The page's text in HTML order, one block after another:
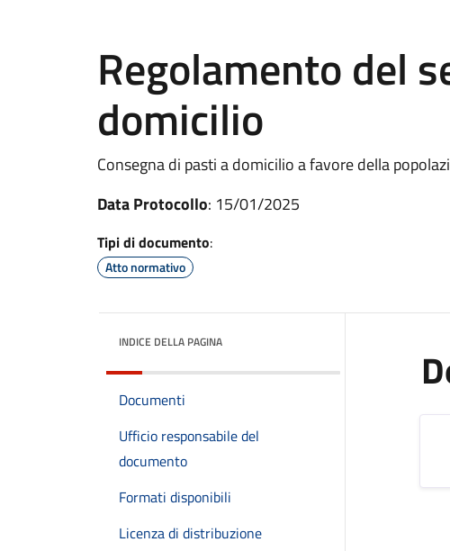
Regolamento del
domicilio
Consegna di pasti a domicilio a favore della
Data Protocollo: 15/01/2025
Tipi di documento:
Atto normativo
INDICE DELLA PAGINA
Documenti
Ufficio responsabile del
documento
Formati disponibili
Licenza di distribuzione